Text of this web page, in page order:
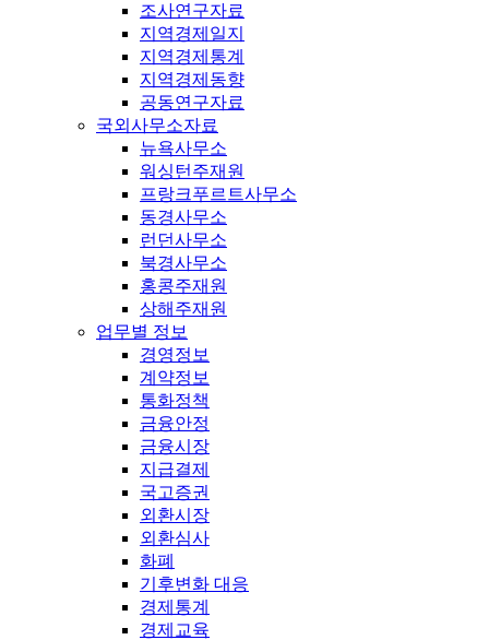
조사연구자료
지역경제일지
지역경제통계
지역경제동향
공동연구자료
국외사무소자료
뉴욕사무소
워싱턴주재원
프랑크푸르트사무소
동경사무소
런던사무소
북경사무소
홍콩주재원
상해주재원
업무별 정보
경영정보
계약정보
통화정책
금융안정
금융시장
지급결제
국고증권
외환시장
외환심사
화폐
기후변화 대응
경제통계
경제교육